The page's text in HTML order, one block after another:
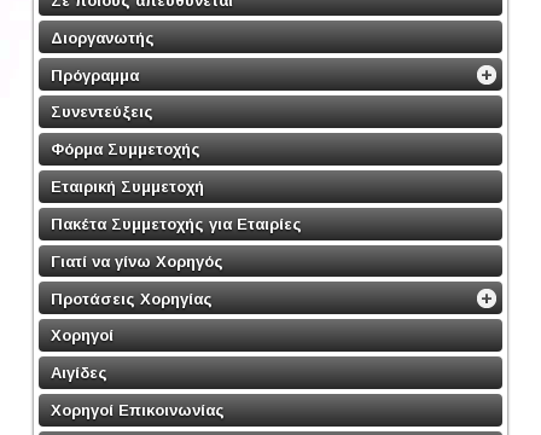
Διοργανωτής
Πρόγραμμα
Συνεντεύξεις
Φόρμα Συμμετοχής
Εταιρική Συμμετοχή
Πακέτα Συμμετοχής για Εταιρίες
Γιατί να γίνω Χορηγός
Προτάσεις Χορηγίας
Χορηγοί
Αιγίδες
Χορηγοί Επικοινωνίας